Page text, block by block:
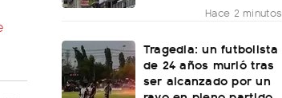
Hace 2 minutos
Tragedia: un futbolista
de 24 años murió tras
ser alcanzado por un